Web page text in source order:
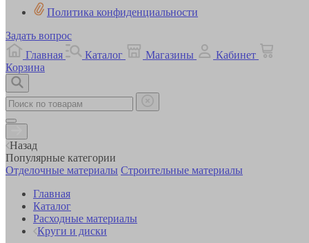
Политика конфиденциальности
Задать вопрос
Главная
Каталог Магазины
Кабинет
Корзина
Назад
Популярные категории
Отделочные материалы Строительные материалы
Главная
Каталог
Расходные материалы
Круги и диски